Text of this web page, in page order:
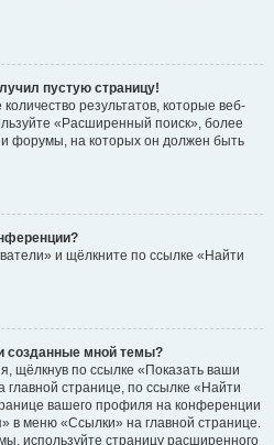
пустую страницу!
результатов, которые веб-
«Расширенный поиск», более
и форумы, на которых он должен быть
и щёлкните по ссылке «Найти
созданные мной темы?
щёлкнув по ссылке «Показать ваши
странице, по ссылке «Найти
вашего профиля на конференции
в меню «Ссылки» на главной странице.
используйте страницу расширенного